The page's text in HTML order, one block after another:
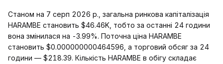
Станом на 7 серп 2026 р., загальна ринкова капіталізація
HARAMBE становить $46.46K, тобто за останні 24 години
вона змінилася на -3.99%. Поточна ціна HARAMBE
становить $0.000000000464596, а торговий обсяг за 24
години — $218.39. Кількість HARAMBE в обігу складає